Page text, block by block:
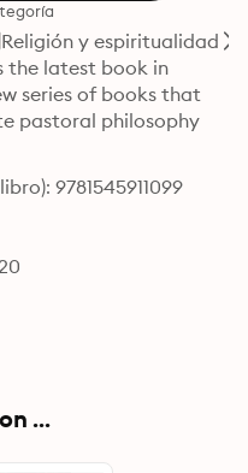
Religión y espiritualidad
the latest book in
series of books that
pastoral philosophy
9781545911099
...